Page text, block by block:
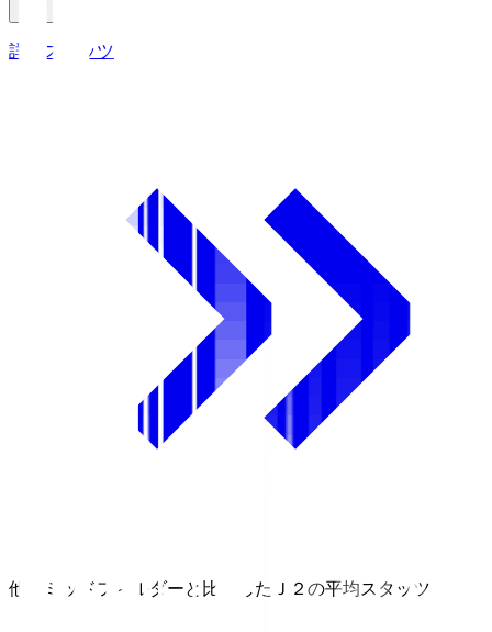
詳細スタッツ
他のミッドフィルダーと比較したＪ２の平均スタッツ